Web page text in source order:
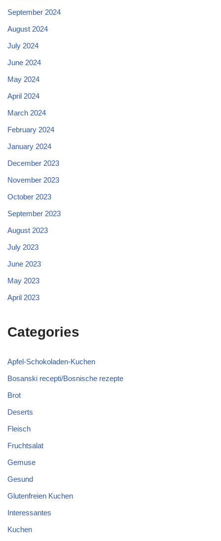
September 2024
August 2024
July 2024
June 2024
May 2024
April 2024
March 2024
February 2024
January 2024
December 2023
November 2023
October 2023
September 2023
August 2023
July 2023
June 2023
May 2023
April 2023
Categories
Apfel-Schokoladen-Kuchen
Bosanski recepti/Bosnische rezepte
Brot
Deserts
Fleisch
Fruchtsalat
Gemuse
Gesund
Glutenfreien Kuchen
Interessantes
Kuchen